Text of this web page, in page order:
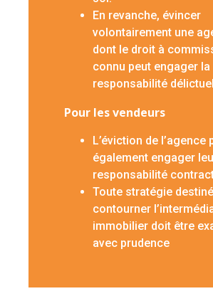
En revanche, évincer
volontairement une
dont le droit à
connu peut engager la
responsabilité
Pour les vendeurs
L’éviction de l’agence
également engager
responsabilité
Toute stratégie
contourner
immobilier doit être
avec prudence